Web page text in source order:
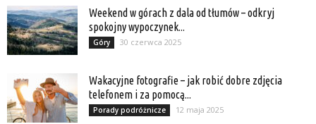
Weekend w górach z dala od tłumów – odkryj
spokojny wypoczynek...
Góry 30 czerwca 2025
Wakacyjne fotografie – jak robić dobre zdjęcia
telefonem i za pomocą...
Porady podróżnicze 12 maja 2025